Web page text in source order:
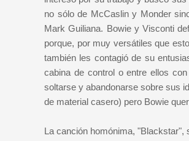
no sólo de McCaslin y Monder
Mark Guiliana. Bowie y Visconti
porque, por muy versátiles que
también les contagió de su
cabina de control o entre ellos
soltarse y abandonarse sobre sus
de material casero) pero Bowie
La canción homónima, "Blackstar",